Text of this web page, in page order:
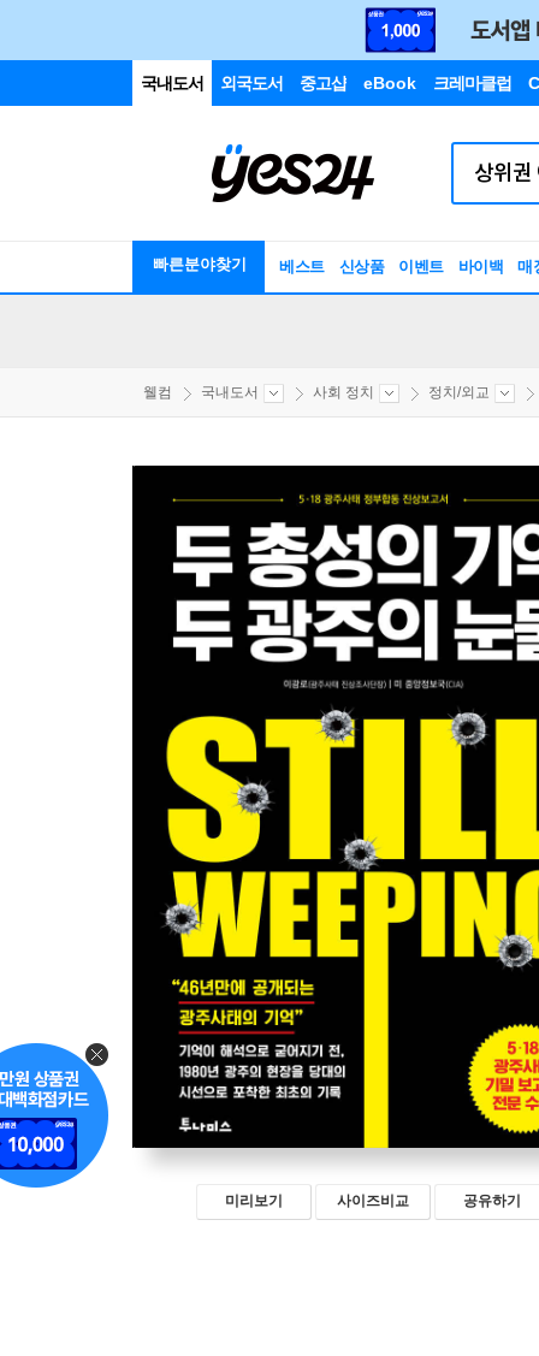
국내도서 외국도서 중고샵 eBook 크레마클럽
빠른분야찾기 베스트 신상품 이벤트 바이백 매
웰컴 국내도서 사회 정치 정치/외교
미리보기 사이즈비교 공유하기